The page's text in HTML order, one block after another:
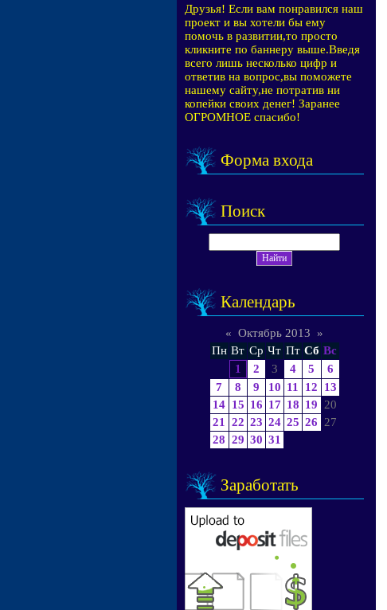
Друзья! Если вам понравился наш
проект и вы хотели бы ему
помочь в развитии,то просто
кликните по баннеру выше.Введя
всего лишь несколько цифр и
ответив на вопрос,вы поможете
нашему сайту,не потратив ни
копейки своих денег! Заранее
ОГРОМНОЕ спасибо!
Форма входа
Поиск
Календарь
« Октябрь 2013
»
Пн Вт Ср Чт Пт Сб Вс
1
2 3 4 5
6
7
8 9 10 11 12
13
14 15 16 17 18 19
20
21
22 23 24 25 26
27
28 29 30 31
Заработать